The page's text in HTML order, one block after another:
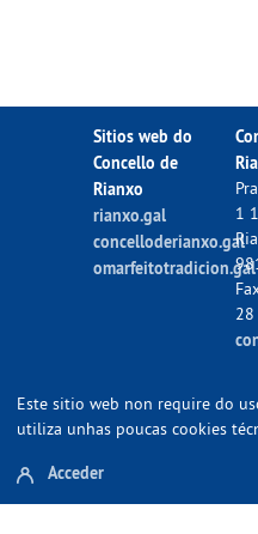
Sitios web do
Concello de
Rianxo
rianxo.gal
concelloderianxo.gal
omarfeitotradicion.gal
1
28
Este sitio web non require do
utiliza unhas poucas cookies
Acceder